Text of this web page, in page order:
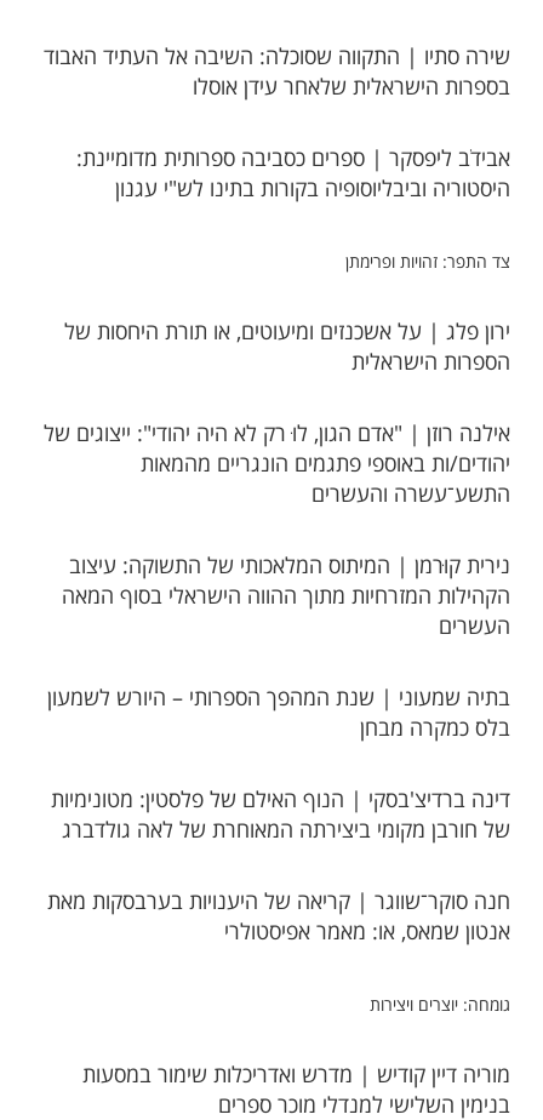
שירה סתיו | התקווה שסוכלה: השיבה אל העתיד האבוד
בספרות הישראלית שלאחר עידן אוסלו​
אבידֹב ליפסקר | ספרים כסביבה ספרותית מדומיינת:
היסטוריה וביבליוסופיה בקורות בתינו לש"י עגנון
צד התפר: זהויות ופרימתן
ירון פלג | על אשכנזים ומיעוטים, או תורת היחסות של
הספרות הישראלית
אילנה רוזן | "אדם הגון, לוּ רק לא היה יהודי": ייצוגים של
יהודים/ות באוספי פתגמים הונגריים מהמאות
התשע־עשרה והעשרים
נירית קוּרמן | המיתוס המלאכותי של התשוקה: עיצוב
הקהילות המזרחיות מתוך ההווה הישראלי בסוף המאה
העשרים
בתיה שמעוני | שנת המהפך הספרותי – היורש לשמעון
בלס כמקרה מבחן
דינה ברדיצ'בסקי | הנוף האילם של פלסטין: מטונימיות
של חורבן מקומי ביצירתה המאוחרת של לאה גולדברג
חנה סוקר־שווגר | קריאה של היענויות בערבסקות מאת
אנטון שמאס, או: מאמר אפיסטולרי
גומחה: יוצרים ויצירות
מוריה דיין קודיש | מדרש ואדריכלות שימור במסעות
בנימין השלישי למנדלי מוכר ספרים